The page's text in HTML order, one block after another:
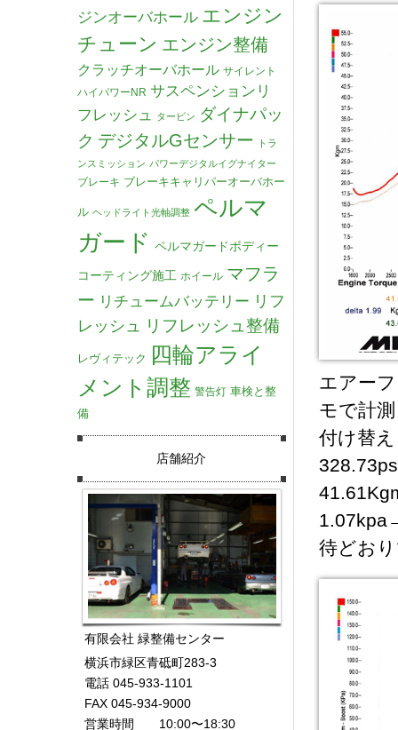
エアー
モで計
付け替
待どお
ジンオーバホール エンジン
チューン エンジン整備
クラッチオーバホール サイレント
ハイパワーNR サスペンションリ
フレッシュ
タービン ダイナパッ
ク デジタルGセンサー
トラ
ンスミッション パワーデジタルイグナイター
ブレーキ ブレーキキャリパーオーバホー
ル ヘッドライト光軸調整 ペルマ
ガード ペルマガードボディー
コーティング施工 ホイール マフラ
ー リチュームバッテリー リフ
レッシュ
リフレッシュ整備
レヴィテック 四輪アライ
メント調整 警告灯 車検と整
備
店舗紹介
有限会社 緑整備センター
横浜市緑区青砥町283-3
電話 045-933-1101
FAX 045-934-9000
営業時間 10:00〜18:30